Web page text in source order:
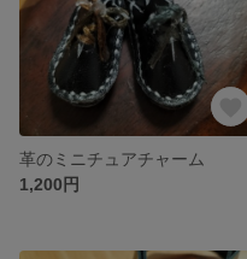
革のミニチュアチャーム
1,200円